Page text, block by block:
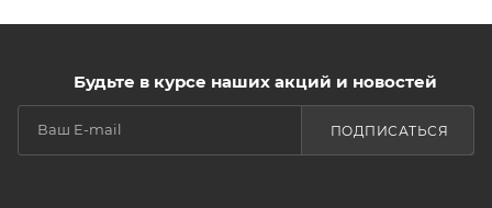
Будьте в курсе наших акций и новостей
ПОДПИСАТЬСЯ